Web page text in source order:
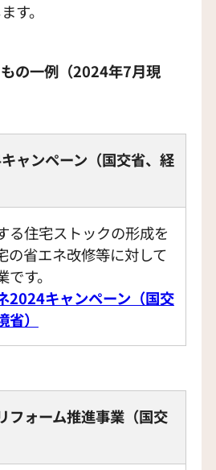
す。
の一例（2024年7月現
ャンペーン（国交省、経
る住宅ストックの形成を
の省エネ改修等に対して
す。
2024キャンペーン（国交
省）
フォーム推進事業（国交